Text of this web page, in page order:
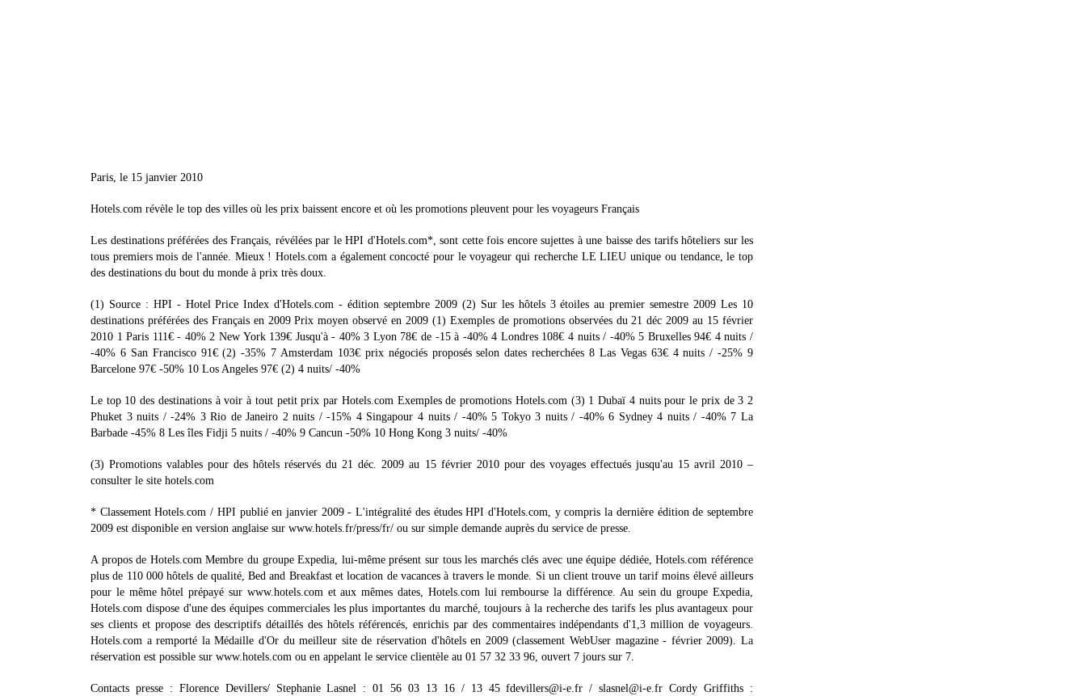
Paris, le 15 janvier 2010
Hotels.com révèle le top des villes où les prix baissent encore et où les promotions pleuvent pour les voyageurs Français
Les destinations préférées des Français, révélées par le HPI d'Hotels.com*, sont cette fois encore sujettes à une baisse des tarifs hôteliers sur les
tous premiers mois de l'année. Mieux ! Hotels.com a également concocté pour le voyageur qui recherche LE LIEU unique ou tendance, le top
des destinations du bout du monde à prix très doux.
(1) Source : HPI - Hotel Price Index d'Hotels.com - édition septembre 2009 (2) Sur les hôtels 3 étoiles au premier semestre 2009 Les 10
destinations préférées des Français en 2009 Prix moyen observé en 2009 (1) Exemples de promotions observées du 21 déc 2009 au 15 février
2010 1 Paris 111€ - 40% 2 New York 139€ Jusqu'à - 40% 3 Lyon 78€ de -15 à -40% 4 Londres 108€ 4 nuits / -40% 5 Bruxelles 94€ 4 nuits /
-40% 6 San Francisco 91€ (2) -35% 7 Amsterdam 103€ prix négociés proposés selon dates recherchées 8 Las Vegas 63€ 4 nuits / -25% 9
Barcelone 97€ -50% 10 Los Angeles 97€ (2) 4 nuits/ -40%
Le top 10 des destinations à voir à tout petit prix par Hotels.com Exemples de promotions Hotels.com (3) 1 Dubaï 4 nuits pour le prix de 3 2
Phuket 3 nuits / -24% 3 Rio de Janeiro 2 nuits / -15% 4 Singapour 4 nuits / -40% 5 Tokyo 3 nuits / -40% 6 Sydney 4 nuits / -40% 7 La
Barbade -45% 8 Les îles Fidji 5 nuits / -40% 9 Cancun -50% 10 Hong Kong 3 nuits/ -40%
(3) Promotions valables pour des hôtels réservés du 21 déc. 2009 au 15 février 2010 pour des voyages effectués jusqu'au 15 avril 2010 –
consulter le site hotels.com
* Classement Hotels.com / HPI publié en janvier 2009 - L'intégralité des études HPI d'Hotels.com, y compris la dernière édition de septembre
2009 est disponible en version anglaise sur www.hotels.fr/press/fr/ ou sur simple demande auprès du service de presse.
A propos de Hotels.com Membre du groupe Expedia, lui-même présent sur tous les marchés clés avec une équipe dédiée, Hotels.com référence
plus de 110 000 hôtels de qualité, Bed and Breakfast et location de vacances à travers le monde. Si un client trouve un tarif moins élevé ailleurs
pour le même hôtel prépayé sur www.hotels.com et aux mêmes dates, Hotels.com lui rembourse la différence. Au sein du groupe Expedia,
Hotels.com dispose d'une des équipes commerciales les plus importantes du marché, toujours à la recherche des tarifs les plus avantageux pour
ses clients et propose des descriptifs détaillés des hôtels référencés, enrichis par des commentaires indépendants d'1,3 million de voyageurs.
Hotels.com a remporté la Médaille d'Or du meilleur site de réservation d'hôtels en 2009 (classement WebUser magazine - février 2009). La
réservation est possible sur www.hotels.com ou en appelant le service clientèle au 01 57 32 33 96, ouvert 7 jours sur 7.
Contacts presse : Florence Devillers/ Stephanie Lasnel : 01 56 03 13 16 / 13 45 fdevillers@i-e.fr / slasnel@i-e.fr Cordy Griffiths :